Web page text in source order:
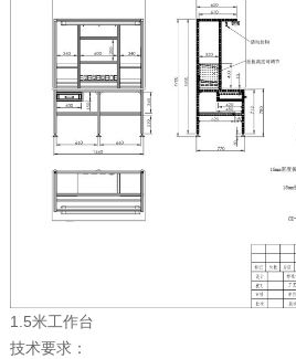
1.5米工作台
技术要求：